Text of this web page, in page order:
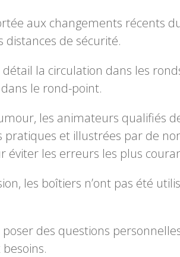
aux changements récents
distances de sécurité.
la circulation dans les
le rond-point.
les animateurs qualifiés
pratiques et illustrées par de
les erreurs les plus
les boîtiers n’ont pas été
des questions